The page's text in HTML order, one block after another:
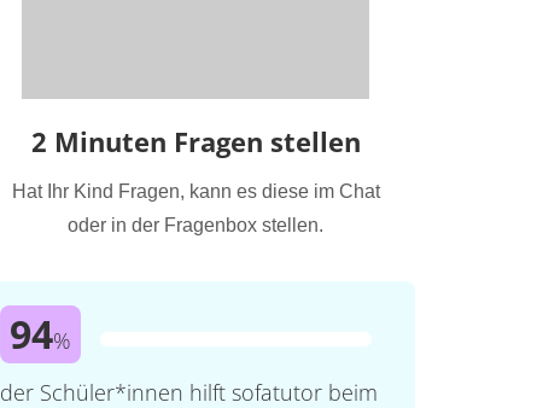
2 Minuten Fragen stellen
Hat Ihr Kind Fragen, kann es diese im Chat
oder in der Fragenbox stellen.
94%
der Schüler*innen hilft sofatutor beim